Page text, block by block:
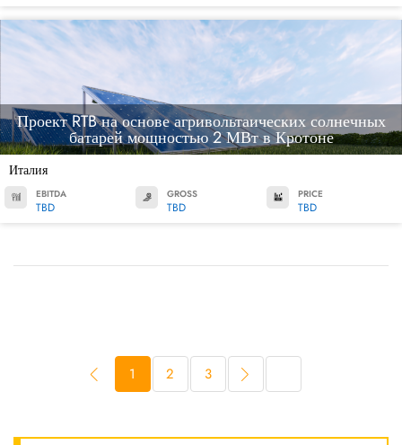
Проект RTB на основе агривольтаических солнечных
батарей мощностью 2 МВт в Кротоне
Италия
EBITDA
TBD
GROSS
TBD
PRICE
TBD
1 2 3